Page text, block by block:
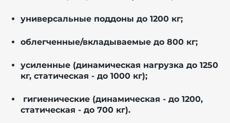
универсальные поддоны до 1200 кг;
облегченные/вкладываемые до 800 кг;
усиленные (динамическая нагрузка до 1250
кг, статическая - до 1000 кг);
гигиенические (динамическая - до 1200,
статическая - до 700 кг).